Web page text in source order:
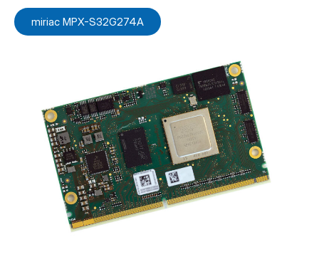
miriac MPX-S32G274A